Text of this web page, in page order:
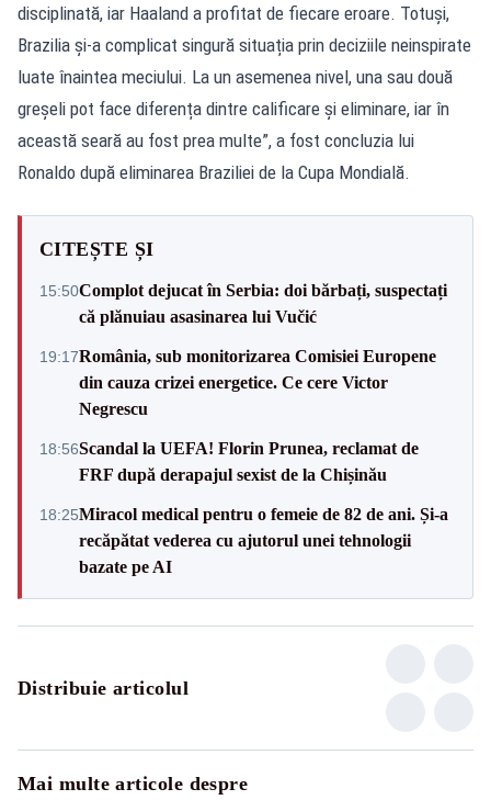
disciplinată, iar Haaland a profitat de fiecare eroare. Totuși,
Brazilia și-a complicat singură situația prin deciziile neinspirate
luate înaintea meciului. La un asemenea nivel, una sau două
greșeli pot face diferența dintre calificare și eliminare, iar în
această seară au fost prea multe”, a fost concluzia lui
Ronaldo după eliminarea Braziliei de la Cupa Mondială.
CITEȘTE ȘI
15:50Complot dejucat în Serbia: doi bărbați, suspectați
că plănuiau asasinarea lui Vučić
19:17România, sub monitorizarea Comisiei Europene
din cauza crizei energetice. Ce cere Victor
Negrescu
18:56Scandal la UEFA! Florin Prunea, reclamat de
FRF după derapajul sexist de la Chișinău
18:25Miracol medical pentru o femeie de 82 de ani. Și-a
recăpătat vederea cu ajutorul unei tehnologii
bazate pe AI
Distribuie articolul
Mai multe articole despre